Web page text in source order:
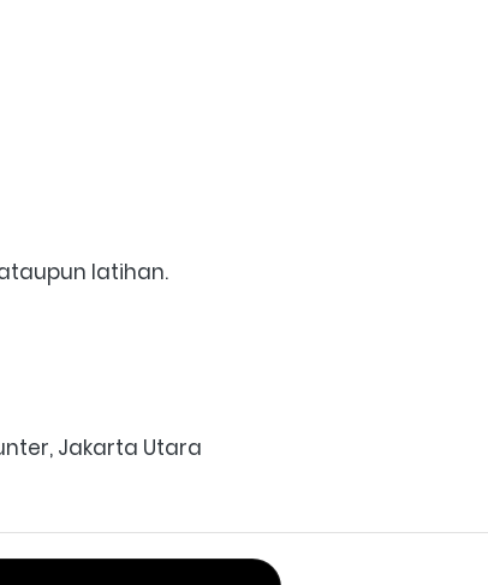
latihan.
Jakarta Utara